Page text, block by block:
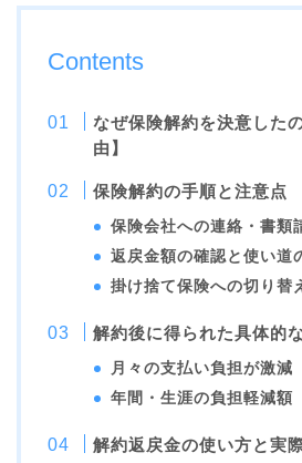
Contents
なぜ保険解約を決意した
由】
保険解約の手順と注意点
保険会社への連絡・書類
返戻金額の確認と使い道
掛け捨て保険への切り替
解約後に得られた具体的
月々の支払い負担が激減
年間・生涯の負担軽減額
解約返戻金の使い方と実